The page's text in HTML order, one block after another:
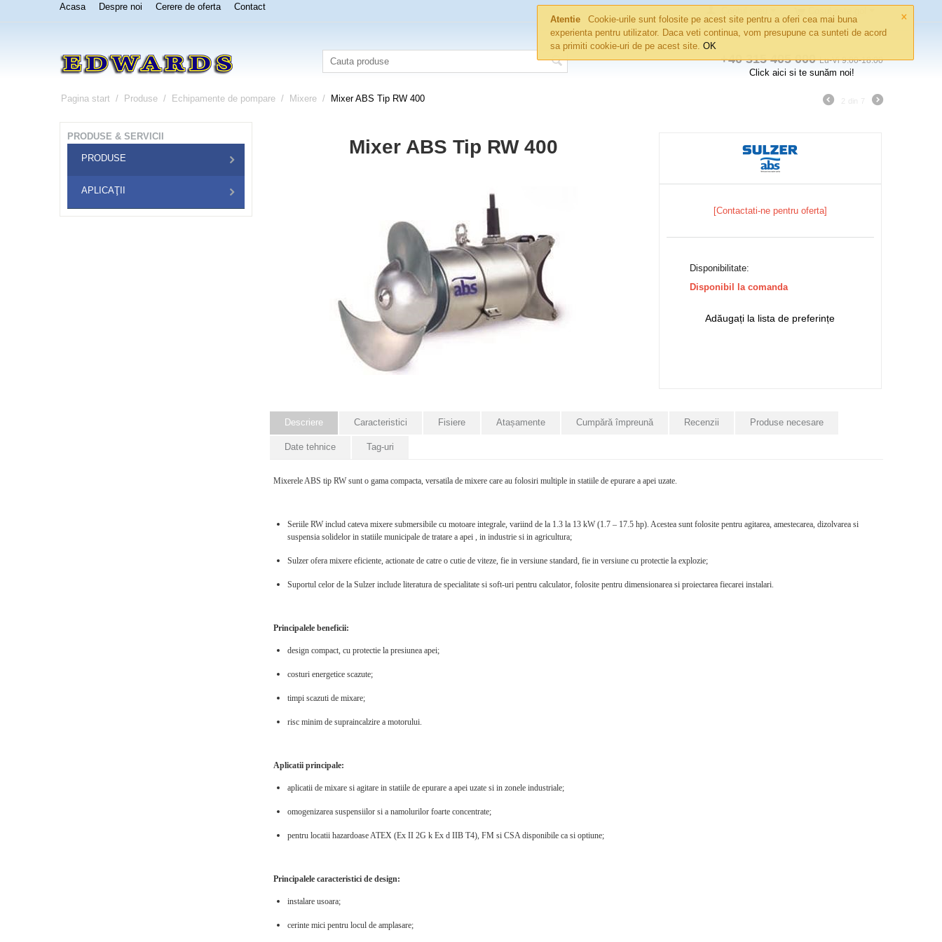
×
Atentie
Cookie-urile sunt folosite pe acest site pentru a oferi cea mai buna
experienta pentru utilizator. Daca veti continua, vom presupune ca sunteti de acord
sa primiti cookie-uri de pe acest site.OK
Acasa Despre noi Cerere de oferta Contact
+40 315 405 000 Lu-Vi 9:00-18:00
Click aici si te sunăm noi!
Pagina start / Produse / Echipamente de pompare / Mixere / Mixer ABS Tip RW 400 din
PRODUSE & SERVICII
PRODUSE
APLICAŢII
Mixer ABS Tip RW 400
[Contactati-ne pentru oferta]
Disponibilitate:
Disponibil la comanda
Adăugați la lista de preferințe
Descriere Caracteristici Fisiere Atașamente Cumpără împreună Recenzii Produse necesare
Date tehnice Tag-uri
Mixerele ABS tip RW sunt o gama compacta, versatila de mixere care au folosiri multiple in statiile de epurare a apei uzate.
Seriile RW includ cateva mixere submersibile cu motoare integrale, variind de la 1.3 la 13 kW (1.7 – 17.5 hp). Acestea sunt folosite pentru agitarea, amestecarea, dizolvarea si
suspensia solidelor in statiile municipale de tratare a apei , in industrie si in agricultura;
Sulzer ofera mixere eficiente, actionate de catre o cutie de viteze, fie in versiune standard, fie in versiune cu protectie la explozie;
Suportul celor de la Sulzer include literatura de specialitate si soft-uri pentru calculator, folosite pentru dimensionarea si proiectarea fiecarei instalari.
Principalele beneficii:
design compact, cu protectie la presiunea apei;
costuri energetice scazute;
timpi scazuti de mixare;
risc minim de supraincalzire a motorului.
Aplicatii principale:
aplicatii de mixare si agitare in statiile de epurare a apei uzate si in zonele industriale;
omogenizarea suspensiilor si a namolurilor foarte concentrate;
pentru locatii hazardoase ATEX (Ex II 2G k Ex d IIB T4), FM si CSA disponibile ca si optiune;
Principalele caracteristici de design:
instalare usoara;
cerinte mici pentru locul de amplasare;